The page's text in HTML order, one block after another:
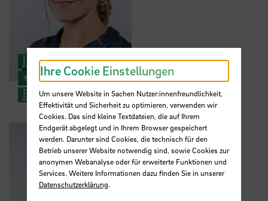
Johanna Günther
+49 421 5905 2059
E-Mail
Ihre Cookie Einstellungen
Um unsere Website in Sachen Nutzer:innenfreundlichkeit,
Effektivität und Sicherheit zu optimieren, verwenden wir
Cookies. Das sind kleine Textdateien, die auf Ihrem
Endgerät abgelegt und in Ihrem Browser gespeichert
werden. Darunter sind Cookies, die technisch für den
Betrieb unserer Website notwendig sind, sowie Cookies zur
anonymen Webanalyse oder für erweiterte Funktionen und
Services. Weitere Informationen dazu finden Sie in unserer
Datenschutzerklärung.